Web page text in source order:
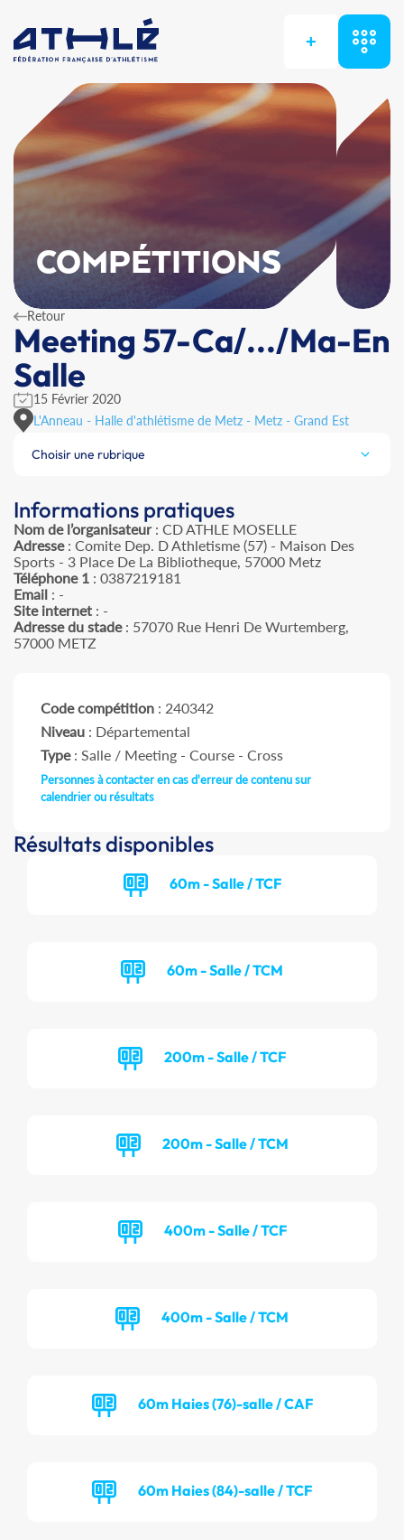
+
COMPÉTITIONS
Retour
Meeting 57-Ca/.../Ma-En
Salle
15 Février 2020
L'Anneau - Halle d'athlétisme de Metz - Metz - Grand Est
Choisir une rubrique
Informations pratiques
Nom de l’organisateur: CD ATHLE MOSELLE
Adresse: Comite Dep. D Athletisme (57) - Maison Des
Sports - 3 Place De La Bibliotheque, 57000 Metz
Téléphone 1 : 0387219181
Email : -
Site internet : -
Adresse du stade: 57070 Rue Henri De Wurtemberg,
57000 METZ
Code compétition : 240342
Niveau : Départemental
Type: Salle / Meeting - Course - Cross
Personnes à contacter en cas d'erreur de contenu sur
calendrier ou résultats
Résultats disponibles
60m - Salle / TCF
60m - Salle / TCM
200m - Salle / TCF
200m - Salle / TCM
400m - Salle / TCF
400m - Salle / TCM
60m Haies (76)-salle / CAF
60m Haies (84)-salle / TCF